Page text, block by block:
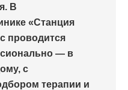
В
«Станция
проводится
— в
с
терапии и